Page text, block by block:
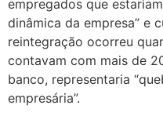
empregados que
dinâmica da empresa” e
reintegração ocorreu
contavam com mais de
banco, representaria
empresária”.